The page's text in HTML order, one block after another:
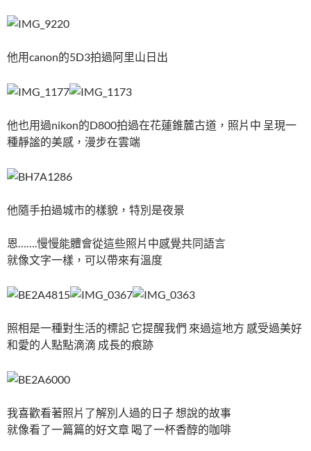
他用canon的5D3拍過阿里山日出
他也用過nikon的D800拍過在花蓮錐麓古道，照片中 呈現一
種靜謐的美感，漫步在雲端
他隨手拍過城市的樣貌，特別是夜景
恩…….慢慢能體會從這些照片中感覺共同語言
就像文字一樣，可以帶來有溫度
照相是一種對生活的標記 它提醒我們 來過這地方 感受過美好
和愛的人點點滴滴 成長的痕跡
我喜歡看著照片了解別人過的日子 想說的故事
就像看了一篇篇的好文章 喝了一杯香醇的咖啡